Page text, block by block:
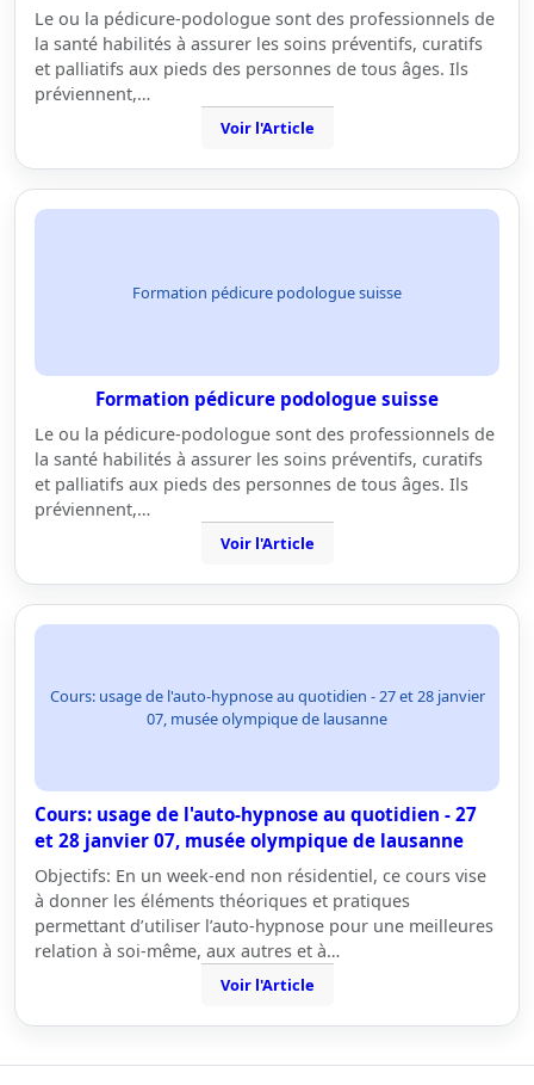
Le ou la pédicure-podologue sont des professionnels de
la santé habilités à assurer les soins préventifs, curatifs
et palliatifs aux pieds des personnes de tous âges. Ils
préviennent,…
Voir l'Article
Formation pédicure podologue suisse
Formation pédicure podologue suisse
Le ou la pédicure-podologue sont des professionnels de
la santé habilités à assurer les soins préventifs, curatifs
et palliatifs aux pieds des personnes de tous âges. Ils
préviennent,…
Voir l'Article
Cours: usage de l'auto-hypnose au quotidien - 27 et 28 janvier
07, musée olympique de lausanne
Cours: usage de l'auto-hypnose au quotidien - 27
et 28 janvier 07, musée olympique de lausanne
Objectifs: En un week-end non résidentiel, ce cours vise
à donner les éléments théoriques et pratiques
permettant d’utiliser l’auto-hypnose pour une meilleures
relation à soi-même, aux autres et à…
Voir l'Article